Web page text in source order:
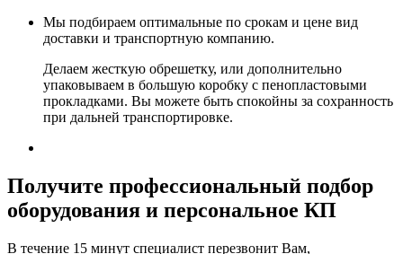
Мы подбираем оптимальные по срокам и цене вид
доставки и транспортную компанию.
Делаем жесткую обрешетку, или дополнительно
упаковываем в большую коробку с пенопластовыми
прокладками. Вы можете быть спокойны за сохранность
при дальней транспортировке.
Получите профессиональный подбор
оборудования и персональное КП
В течение 15 минут специалист перезвонит Вам,